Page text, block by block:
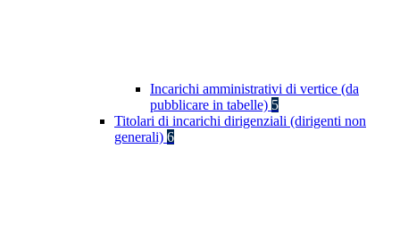
Incarichi amministrativi di vertice (da
pubblicare in tabelle) 5
Titolari di incarichi dirigenziali (dirigenti non
generali) 6